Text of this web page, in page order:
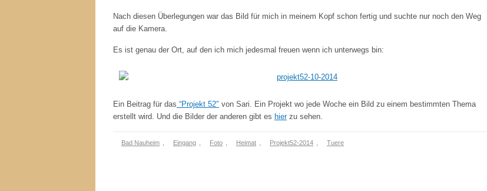
Nach diesen Überlegungen war das Bild für mich in meinem Kopf schon fertig und suchte nur noch den Weg
auf die Kamera.
Es ist genau der Ort, auf den ich mich jedesmal freuen wenn ich unterwegs bin:
Ein Beitrag für das “Projekt 52″ von Sari. Ein Projekt wo jede Woche ein Bild zu einem bestimmten Thema
erstellt wird. Und die Bilder der anderen gibt es hierzu sehen.
Bad Nauheim Eingang Foto Heimat Projekt52-2014 Tuere